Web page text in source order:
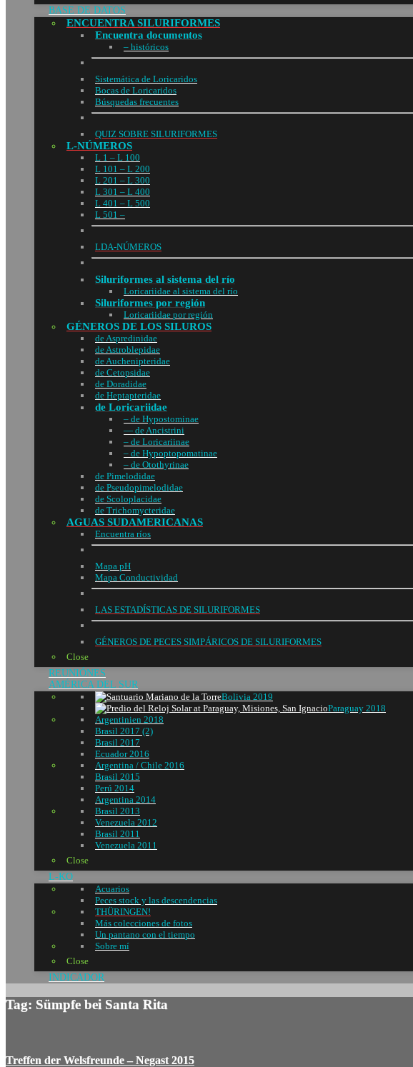
BASE DE DATOS
ENCUENTRA SILURIFORMES
Encuentra documentos
– históricos
Sistemática de Loricaridos
Bocas de Loricaridos
Búsquedas frecuentes
QUIZ SOBRE SILURIFORMES
L-NÚMEROS
L 1 – L 100
L 101 – L 200
L 201 – L 300
L 301 – L 400
L 401 – L 500
L 501 –
LDA-NÚMEROS
Siluriformes al sistema del río
Loricariidae al sistema del río
Siluriformes por región
Loricariidae por región
GÉNEROS DE LOS SILUROS
de Aspredinidae
de Astroblepidae
de Auchenipteridae
de Cetopsidae
de Doradidae
de Heptapteridae
de Loricariidae
– de Hypostominae
— de Ancistrini
– de Loricariinae
– de Hypoptopomatinae
– de Otothyrinae
de Pimelodidae
de Pseudopimelodidae
de Scoloplacidae
de Trichomycteridae
AGUAS SUDAMERICANAS
Encuentra ríos
Mapa pH
Mapa Conductividad
LAS ESTADÍSTICAS DE SILURIFORMES
GÉNEROS DE PECES SIMPÁRICOS DE SILURIFORMES
Close
REUNIÓNES
AMÉRICA DEL SUR
Bolivia 2019
Paraguay 2018
Argentinien 2018
Brasil 2017 (2)
Brasil 2017
Ecuador 2016
Argentina / Chile 2016
Brasil 2015
Perú 2014
Argentina 2014
Brasil 2013
Venezuela 2012
Brasil 2011
Venezuela 2011
Close
L-KO
Acuarios
Peces stock y las descendencias
THÜRINGEN!
Más colecciones de fotos
Un pantano con el tiempo
Sobre mí
Close
INDICADOR
Tag: Sümpfe bei Santa Rita
Treffen der Welsfreunde – Negast 2015